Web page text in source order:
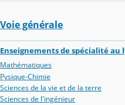
Voie générale
Enseignements de spécialité au
Mathématiques
Pysique-Chimie
Sciences de la vie et de la terre
Sciences de l'ingénieur